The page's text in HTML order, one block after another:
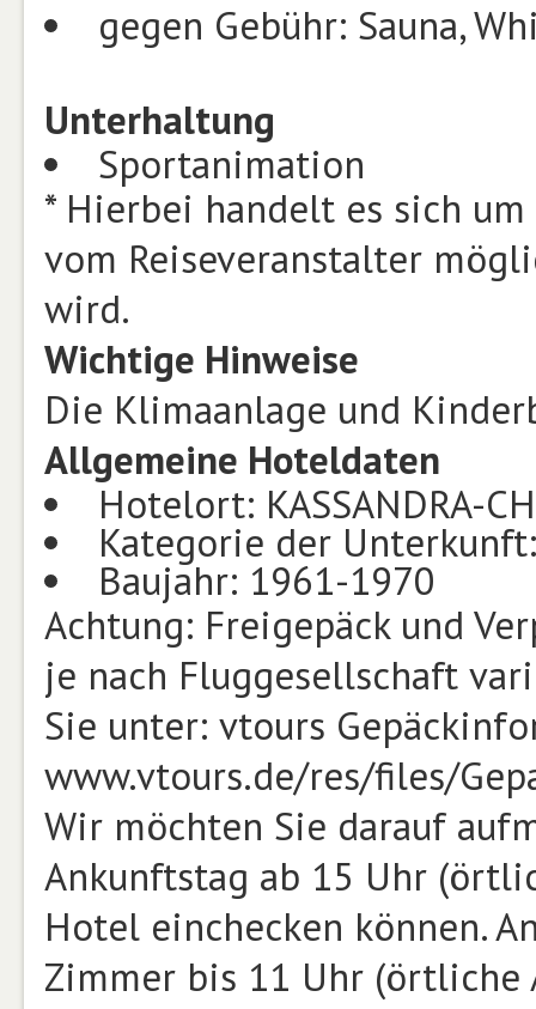
gegen Gebühr: Sauna,
Unterhaltung
Sportanimation
* Hierbei handelt es sich
vom Reiseveranstalter
wird.
Wichtige Hinweise
Die Klimaanlage und
Allgemeine Hoteldaten
Hotelort: KASSANDRA-
Kategorie der
Baujahr: 1961-1970
Achtung: Freigepäck und
je nach Fluggesellschaft
Sie unter: vtours
www.vtours.de/res/files/
Wir möchten Sie darauf
Ankunftstag ab 15 Uhr
Hotel einchecken können.
Zimmer bis 11 Uhr (örtliche